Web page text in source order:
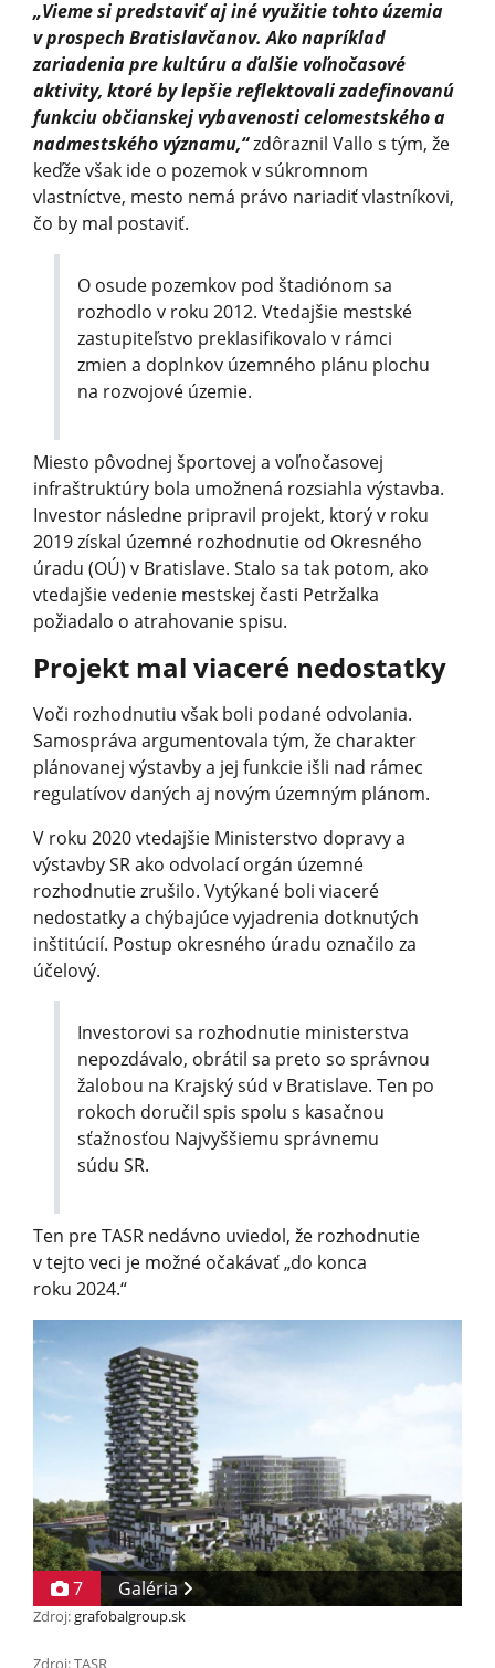
„Vieme si predstaviť aj iné využitie tohto územia
v prospech Bratislavčanov. Ako napríklad
zariadenia pre kultúru a ďalšie voľnočasové
aktivity, ktoré by lepšie reflektovali zadefinovanú
funkciu občianskej vybavenosti celomestského a
nadmestského významu,“zdôraznil Vallo s tým, že
keďže však ide o pozemok v súkromnom
vlastníctve, mesto nemá právo nariadiť vlastníkovi,
čo by mal postaviť.
O osude pozemkov pod štadiónom sa
rozhodlo v roku 2012. Vtedajšie mestské
zastupiteľstvo preklasifikovalo v rámci
zmien a doplnkov územného plánu plochu
na rozvojové územie.
Miesto pôvodnej športovej a voľnočasovej
infraštruktúry bola umožnená rozsiahla výstavba.
Investor následne pripravil projekt, ktorý v roku
2019 získal územné rozhodnutie od Okresného
úradu (OÚ) v Bratislave. Stalo sa tak potom, ako
vtedajšie vedenie mestskej časti Petržalka
požiadalo o atrahovanie spi­su.
Projekt mal viaceré nedostatky
Voči rozhodnutiu však boli podané odvolania.
Samospráva argumentovala tým, že charakter
plánovanej výstavby a jej funkcie išli nad rámec
regulatívov daných aj novým územným plánom.
V roku 2020 vtedajšie Ministerstvo dopravy a
výstavby SR ako odvolací orgán územné
rozhodnutie zrušilo. Vytýkané boli viaceré
nedostatky a chýbajúce vyjadrenia dotknutých
inštitúcií. Postup okresného úradu označilo za
účelový.
Investorovi sa rozhodnutie ministerstva
nepozdávalo, obrátil sa preto so správnou
žalobou na Krajský súd v Bratislave. Ten po
rokoch doručil spis spolu s kasačnou
sťažnosťou Najvyššiemu správnemu
súdu SR.
Ten pre TASR nedávno uviedol, že rozhodnutie
v tejto veci je možné očakávať „do konca
roku 2024.“
7 Galéria
Zdroj:grafobalgroup.sk
Zdroj: TASR